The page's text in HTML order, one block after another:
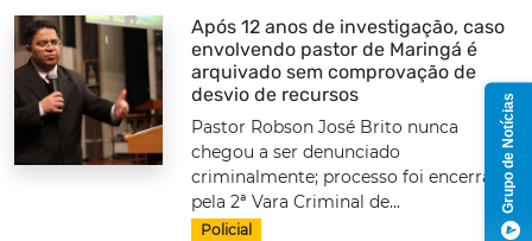
Após 12 anos de investigação, caso
envolvendo pastor de Maringá é
arquivado sem comprovação de
desvio de recursos
Pastor Robson José Brito nunca
chegou a ser denunciado
criminalmente; processo foi encerrado
pela 2ª Vara Criminal de...
Policial
Grupo de Notícias